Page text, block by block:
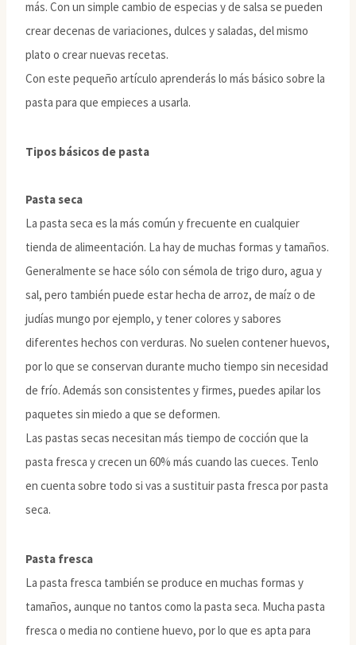
más. Con un simple cambio de especias y de salsa se pueden
crear decenas de variaciones, dulces y saladas, del mismo
plato o crear nuevas recetas.
Con este pequeño artículo aprenderás lo más básico sobre la
pasta para que empieces a usarla.
Tipos básicos de pasta
Pasta seca
La pasta seca es la más común y frecuente en cualquier
tienda de alimeentación. La hay de muchas formas y tamaños.
Generalmente se hace sólo con sémola de trigo duro, agua y
sal, pero también puede estar hecha de arroz, de maíz o de
judías mungo por ejemplo, y tener colores y sabores
diferentes hechos con verduras. No suelen contener huevos,
por lo que se conservan durante mucho tiempo sin necesidad
de frío. Además son consistentes y firmes, puedes apilar los
paquetes sin miedo a que se deformen.
Las pastas secas necesitan más tiempo de cocción que la
pasta fresca y crecen un 60% más cuando las cueces. Tenlo
en cuenta sobre todo si vas a sustituir pasta fresca por pasta
seca.
Pasta fresca
La pasta fresca también se produce en muchas formas y
tamaños, aunque no tantos como la pasta seca. Mucha pasta
fresca o media no contiene huevo, por lo que es apta para